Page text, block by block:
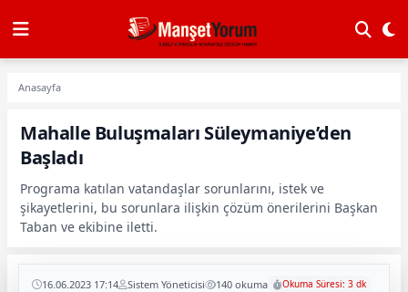
Anasayfa
Mahalle Buluşmaları Süleymaniye’den
Başladı
Programa katılan vatandaşlar sorunlarını, istek ve
şikayetlerini, bu sorunlara ilişkin çözüm önerilerini Başkan
Taban ve ekibine iletti.
16.06.2023 17:14 Sistem Yöneticisi 140 okuma Okuma Süresi: 3 dk